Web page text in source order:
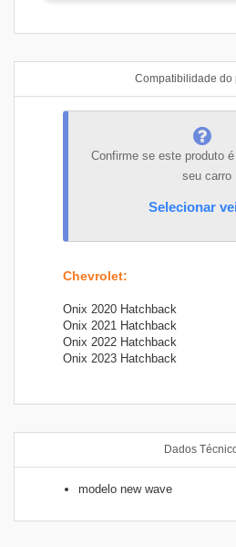
Compatibilidade do
Confirme se este produto
seu carro
Selecionar
Chevrolet:
Onix 2020 Hatchback
Onix 2021 Hatchback
Onix 2022 Hatchback
Onix 2023 Hatchback
Dados
modelo new wave